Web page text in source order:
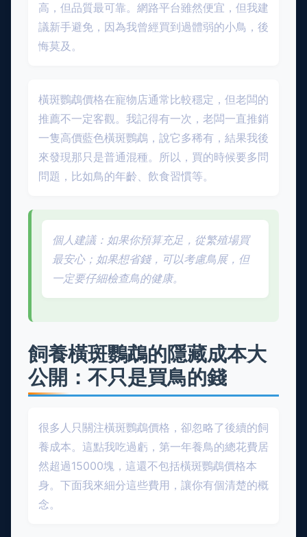
高，但品質最可靠。網路平台雖然便宜，但我建
議新手避免，因為我曾經買到過體弱的小鳥，後
悔莫及。
橫斑鸚鵡價格在寵物店通常比較穩定，但老闆的
推薦不一定客觀。我記得有一次，老闆一直推銷
一隻高價藍色橫斑鸚鵡，說它多稀有，結果我後
來發現那只是普通混種。所以，買的時候要多問
問題，比如鳥的年齡、飲食習慣等。
個人建議：如果你預算充足，從繁殖場買
最安心；如果想省錢，可以考慮鳥展，但
一定要仔細檢查鳥的健康。
飼養橫斑鸚鵡的隱藏成本大
公開：不只是買鳥的錢
很多人只關注橫斑鸚鵡價格，卻忽略了後續的飼
養成本。這點我吃過虧，第一年養鳥的總花費居
然超過15000塊，這還不包括橫斑鸚鵡價格本
身。下面我來細分這些費用，讓你有個清楚的概
念。